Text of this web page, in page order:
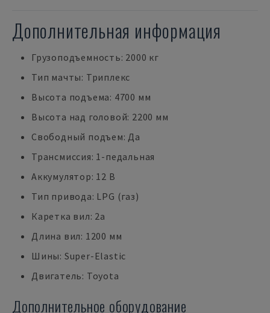
Дополнительная информация
Грузоподъемность: 2000 кг
Тип мачты: Триплекс
Высота подъема: 4700 мм
Высота над головой: 2200 мм
Свободный подъем: Да
Трансмиссия: 1-педальная
Аккумулятор: 12 В
Тип привода: LPG (газ)
Каретка вил: 2a
Длина вил: 1200 мм
Шины: Super-Elastic
Двигатель: Toyota
Дополнительное оборудование